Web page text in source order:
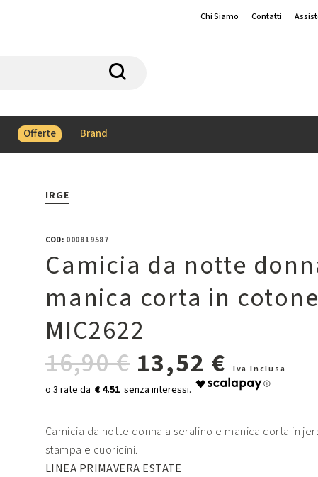
Chi Siamo Contatti
Offerte Brand
IRGE
COD:000819587
Camicia da notte
manica corta in
MIC2622
16,90 € 13,52 € Iva Inclusa
€ 4.51
Camicia da notte donna a serafino e manica corta in
stampa e cuoricini.
LINEA PRIMAVERA ESTATE